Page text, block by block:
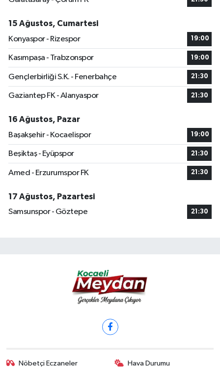
15 Ağustos, Cumartesi
Konyaspor - Rizespor
19:00
Kasımpaşa - Trabzonspor 19:00
Gençlerbirliği S.K. - Fenerbahçe 21:30
Gaziantep FK - Alanyaspor 21:30
16 Ağustos, Pazar
Başakşehir - Kocaelispor
19:00
Beşiktaş - Eyüpspor 21:30
Amed - Erzurumspor FK 21:30
17 Ağustos, Pazartesi
Samsunspor - Göztepe
21:30
Nöbetçi Eczaneler Hava Durumu